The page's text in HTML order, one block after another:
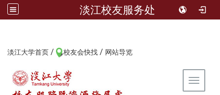
淡江校友服务处
淡江大学首页 / 校友会快找 / 网站导览
Toggle